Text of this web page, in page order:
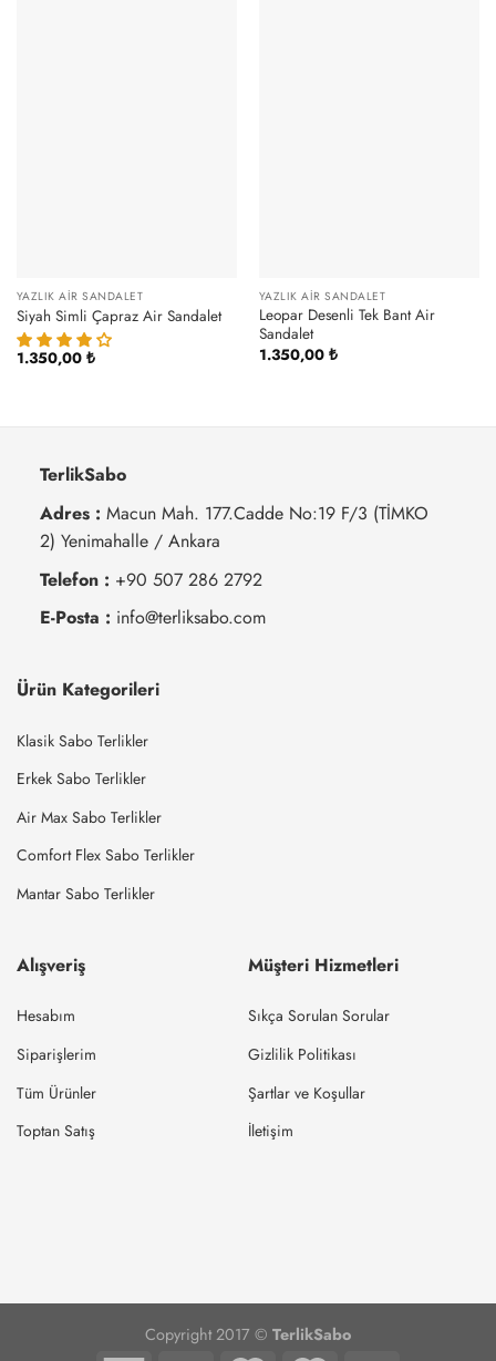
YAZLIK AIR SANDALET
Siyah Simli Çapraz Air Sandalet
1.350,00 ₺
YAZLIK AIR SANDALET
Leopar Desenli Tek Bant Air
Sandalet
1.350,00 ₺
TerlikSabo
Adres : Macun Mah. 177.Cadde No:19 F/3 (TİMKO
2) Yenimahalle / Ankara
Telefon : +90 507 286 2792
E-Posta : info@terliksabo.com
Ürün Kategorileri
Klasik Sabo Terlikler
Erkek Sabo Terlikler
Air Max Sabo Terlikler
Comfort Flex Sabo Terlikler
Mantar Sabo Terlikler
Alışveriş
Hesabım
Siparişlerim
Tüm Ürünler
Toptan Satış
Müşteri Hizmetleri
Sıkça Sorulan Sorular
Gizlilik Politikası
Şartlar ve Koşullar
İletişim
Copyright 2017 © TerlikSabo